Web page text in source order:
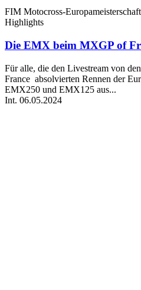
FIM Motocross-
Highlights
Die EMX beim MXGP of
Für alle, die den Livestream von
France absolvierten Rennen der
EMX250 und EMX125 aus...
Int. 06.05.2024